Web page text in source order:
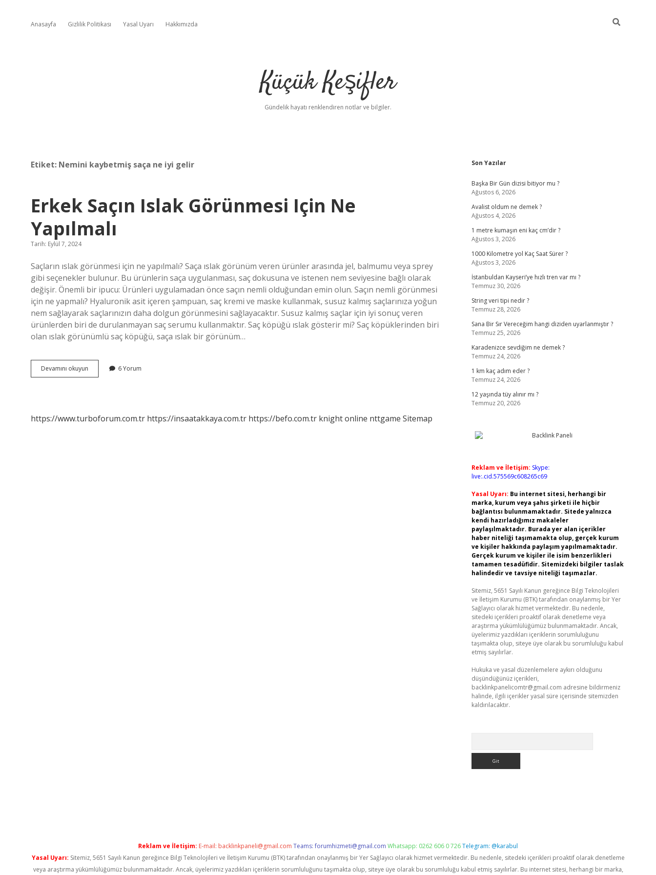
Anasayfa Gizlilik Politikası Yasal Uyarı Hakkımızda
Küçük Keşifler
Gündelik hayatı renklendiren notlar ve bilgiler.
Etiket: Nemini kaybetmiş saça ne iyi gelir
Erkek Saçın Islak Görünmesi Için Ne
Yapılmalı
Tarih: Eylül 7, 2024
Saçların ıslak görünmesi için ne yapılmalı? Saça ıslak görünüm veren ürünler arasında jel, balmumu veya sprey
gibi seçenekler bulunur. Bu ürünlerin saça uygulanması, saç dokusuna ve istenen nem seviyesine bağlı olarak
değişir. Önemli bir ipucu: Ürünleri uygulamadan önce saçın nemli olduğundan emin olun. Saçın nemli görünmesi
için ne yapmalı? Hyaluronik asit içeren şampuan, saç kremi ve maske kullanmak, susuz kalmış saçlarınıza yoğun
nem sağlayarak saçlarınızın daha dolgun görünmesini sağlayacaktır. Susuz kalmış saçlar için iyi sonuç veren
ürünlerden biri de durulanmayan saç serumu kullanmaktır. Saç köpüğü ıslak gösterir mi? Saç köpüklerinden biri
olan ıslak görünümlü saç köpüğü, saça ıslak bir görünüm…
Devamını okuyun
Saçın
Yapılmalı
6 Yorum
https://www.turboforum.com.tr https://insaatakkaya.com.tr https://befo.com.tr knight online nttgame Sitemap
Sidebar
Son Yazılar
Başka Bir Gün dizisi bitiyor mu ?
Ağustos 6, 2026
Avalist oldum ne demek ?
Ağustos 4, 2026
1 metre kumaşın eni kaç cm’dir ?
Ağustos 3, 2026
1000 Kilometre yol Kaç Saat Sürer ?
Ağustos 3, 2026
İstanbuldan Kayseri’ye hızlı tren var mı ?
Temmuz 30, 2026
String veri tipi nedir ?
Temmuz 28, 2026
Sana Bir Sır Vereceğim hangi diziden uyarlanmıştır ?
Temmuz 25, 2026
Karadenizce sevdiğim ne demek ?
Temmuz 24, 2026
1 km kaç adım eder ?
Temmuz 24, 2026
12 yaşında tüy alınır mı ?
Temmuz 20, 2026
Reklam ve İletişim: Skype:
live:.cid.575569c608265c69
Yasal Uyarı: Bu internet sitesi, herhangi bir
marka, kurum veya şahıs şirketi ile hiçbir
bağlantısı bulunmamaktadır. Sitede yalnızca
kendi hazırladığımız makaleler
paylaşılmaktadır. Burada yer alan içerikler
haber niteliği taşımamakta olup, gerçek kurum
ve kişiler hakkında paylaşım yapılmamaktadır.
Gerçek kurum ve kişiler ile isim benzerlikleri
tamamen tesadüfidir. Sitemizdeki bilgiler taslak
halindedir ve tavsiye niteliği taşımazlar.
Sitemiz, 5651 Sayılı Kanun gereğince Bilgi Teknolojileri
ve İletişim Kurumu (BTK) tarafından onaylanmış bir Yer
Sağlayıcı olarak hizmet vermektedir. Bu nedenle,
sitedeki içerikleri proaktif olarak denetleme veya
araştırma yükümlülüğümüz bulunmamaktadır. Ancak,
üyelerimiz yazdıkları içeriklerin sorumluluğunu
taşımakta olup, siteye üye olarak bu sorumluluğu kabul
etmiş sayılırlar.
Hukuka ve yasal düzenlemelere aykırı olduğunu
düşündüğünüz içerikleri,
backlinkpanelicomtr@gmail.com adresine bildirmeniz
halinde, ilgili içerikler yasal süre içerisinde sitemizden
kaldırılacaktır.
Reklam ve İletişim: E-mail: backlinkpaneli@gmail.com Teams:forumhizmeti@gmail.com Whatsapp: 0262 606 0 726Telegram: @karabul
Yasal Uyarı: Sitemiz, 5651 Sayılı Kanun gereğince Bilgi Teknolojileri ve İletişim Kurumu (BTK) tarafından onaylanmış bir Yer Sağlayıcı olarak hizmet vermektedir. Bu nedenle, sitedeki içerikleri proaktif olarak denetleme
veya araştırma yükümlülüğümüz bulunmamaktadır. Ancak, üyelerimiz yazdıkları içeriklerin sorumluluğunu taşımakta olup, siteye üye olarak bu sorumluluğu kabul etmiş sayılırlar. Bu internet sitesi, herhangi bir marka,